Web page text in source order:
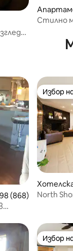
Стилно
оценка: 4,98
(868)
Избор
Избор
North
Избор
Избор